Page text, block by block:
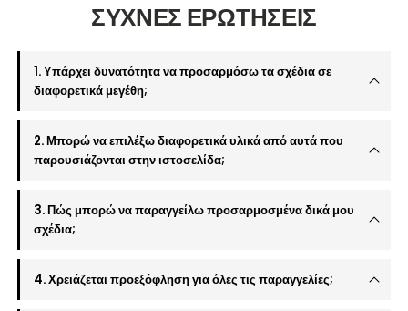
ΣΥΧΝΕΣ ΕΡΩΤΗΣΕΙΣ
1. Υπάρχει δυνατότητα να προσαρμόσω τα σχέδια σε
διαφορετικά μεγέθη;
2. Μπορώ να επιλέξω διαφορετικά υλικά από αυτά που
παρουσιάζονται στην ιστοσελίδα;
3. Πώς μπορώ να παραγγείλω προσαρμοσμένα δικά μου
σχέδια;
4. Χρειάζεται προεξόφληση για όλες τις παραγγελίες;